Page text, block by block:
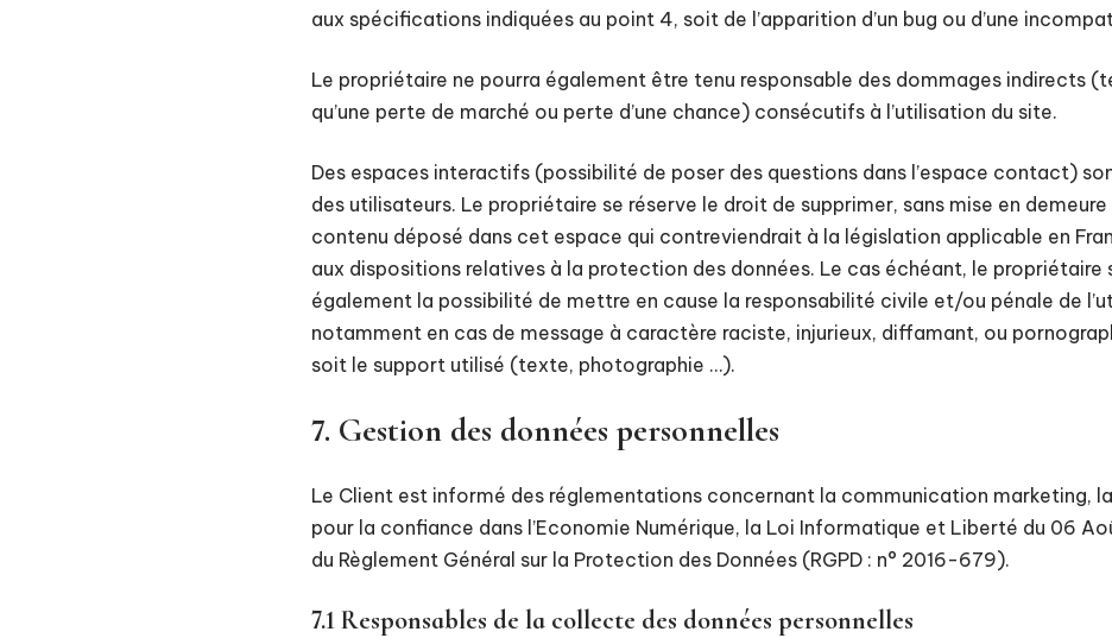
aux spécifications indiquées au point 4, soit de l’apparition d’un bug ou d’une
Le propriétaire ne pourra également être tenu responsable des dommages indirects
qu’une perte de marché ou perte d’une chance) consécutifs à l’utilisation du site.
Des espaces interactifs (possibilité de poser des questions dans l’espace contact)
des utilisateurs. Le propriétaire se réserve le droit de supprimer, sans mise en
contenu déposé dans cet espace qui contreviendrait à la législation applicable en
aux dispositions relatives à la protection des données. Le cas échéant, le propriétaire
également la possibilité de mettre en cause la responsabilité civile et/ou pénale de
notamment en cas de message à caractère raciste, injurieux, diffamant, ou
soit le support utilisé (texte, photographie …).
7. Gestion des données personnelles
Le Client est informé des réglementations concernant la communication marketing, la
pour la confiance dans l’Economie Numérique, la Loi Informatique et Liberté du 06
du Règlement Général sur la Protection des Données (RGPD : n° 2016-679).
7.1 Responsables de la collecte des données personnelles